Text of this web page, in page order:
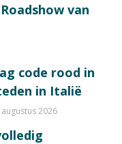
van
code rood in
in Italië
2026